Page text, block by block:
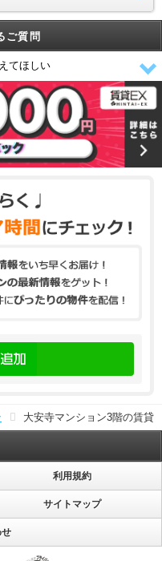
ご質問
てほしい
大安寺マンション3階の賃貸
利用規約
サイトマップ
せ